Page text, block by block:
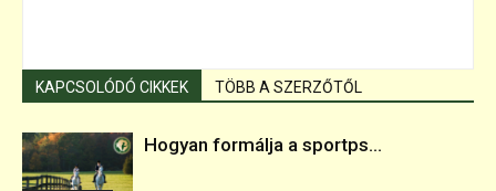
KAPCSOLÓDÓ CIKKEK TÖBB A SZERZŐTŐL
Hogyan formálja a sportps...